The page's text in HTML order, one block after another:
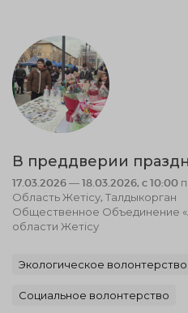
В преддверии
17.03.2026 — 18.03.2026, c 10:00
Область Жетісу, Талдыкорган
Общественное Объединение
области Жетісу
Экологическое волонтерство
Социальное волонтерство